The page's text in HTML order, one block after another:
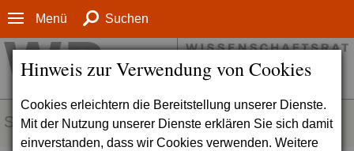
Hinweis zur Verwendung von Cookies
Cookies erleichtern die Bereitstellung unserer Dienste.
Mit der Nutzung unserer Dienste erklären Sie sich damit
einverstanden, dass wir Cookies verwenden. Weitere
Menü Suchen
SERVICE